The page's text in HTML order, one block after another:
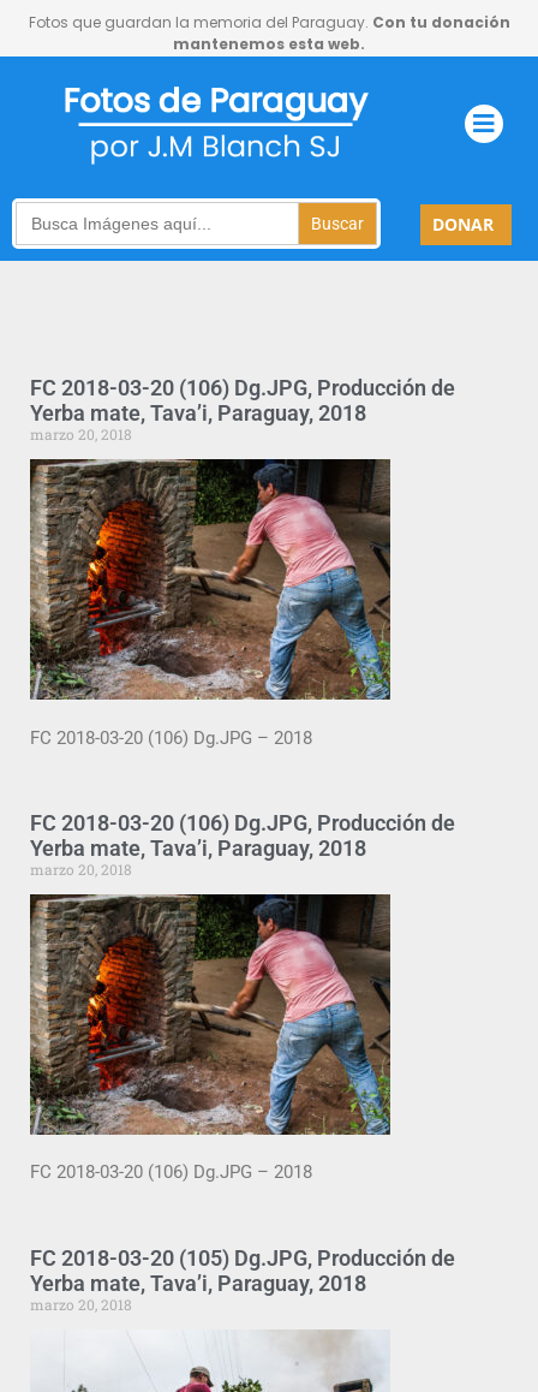
Fotos que guardan la memoria del Paraguay. Con tu donación
mantenemos esta web.
Search
for:
DONAR
FC 2018-03-20 (106) Dg.JPG, Producción de
Yerba mate, Tava’i, Paraguay, 2018
marzo 20, 2018
FC 2018-03-20 (106) Dg.JPG – 2018
FC 2018-03-20 (106) Dg.JPG, Producción de
Yerba mate, Tava’i, Paraguay, 2018
marzo 20, 2018
FC 2018-03-20 (106) Dg.JPG – 2018
FC 2018-03-20 (105) Dg.JPG, Producción de
Yerba mate, Tava’i, Paraguay, 2018
marzo 20, 2018